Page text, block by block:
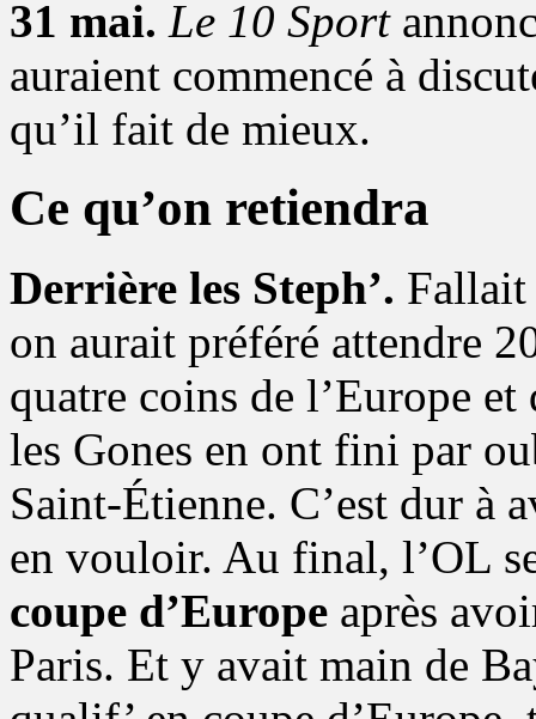
31 mai. Le 10 Sport
auraient commencé à
qu’il fait de mieux.
Ce qu’on retiendra
Derrière les Steph’. Fallait
on aurait préféré attendre
quatre coins de l’Europe et
les Gones en ont fini par
Saint-Étienne. C’est dur à
en vouloir. Au final, l’OL
coupe d’Europe après
Paris. Et y avait main de